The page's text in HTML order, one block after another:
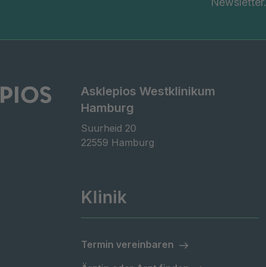
Asklepios Westklinikum
Hamburg
Suurheid 20
22559 Hamburg
Klinik
Termin vereinbaren